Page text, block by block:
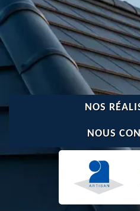
NOS
NOUS